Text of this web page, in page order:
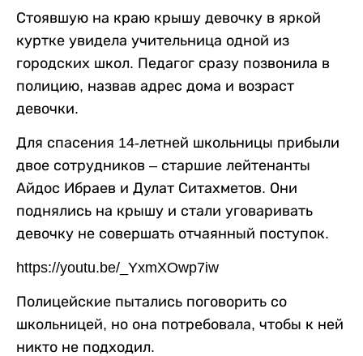
Стоявшую на краю крышу девочку в яркой
куртке увидела учительница одной из
городских школ. Педагог сразу позвонила в
полицию, назвав адрес дома и возраст
девочки.
Для спасения 14-летней школьницы прибыли
двое сотрудников – старшие лейтенанты
Айдос Ибраев и Дулат Ситахметов. Они
поднялись на крышу и стали уговаривать
девочку не совершать отчаянный поступок.
https://youtu.be/_YxmXOwp7iw
Полицейские пытались поговорить со
школьницей, но она потребовала, чтобы к ней
никто не подходил.